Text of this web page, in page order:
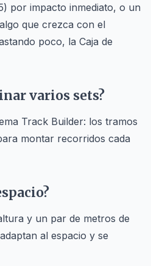
por impacto inmediato, o un
que crezca con el
poco, la Caja de
varios sets?
Track Builder: los tramos
montar recorridos cada
y un par de metros de
al espacio y se